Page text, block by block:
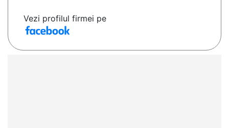
Vezi profilul firmei pe